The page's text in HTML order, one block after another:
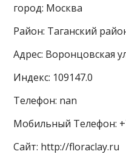
город: Москва
Район: Таганский
Адрес: Воронцовская
Индекс: 109147.0
Телефон: nan
Мобильный Телефон:
Сайт: http://floraclay.ru